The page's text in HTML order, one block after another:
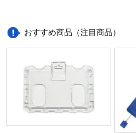
おすすめ商品（注目商品）